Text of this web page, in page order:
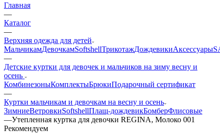
Главная
—
Каталог
—
Верхняя одежда для детей
МальчикамДевочкамSoftshellТрикотажДождевикиАксессуары
—
Детские куртки для девочек и мальчиков на зиму весну и
осень
КомбинезоныКомплектыБрюкиПодарочный сертификат
—
Куртки мальчикам и девочкам на весну и осень
ЗимниеВетровкиSoftshellПлащ-дождевикБомберФлисовые
—Утепленная куртка для девочки REGINA, Молоко 001
Рекомендуем